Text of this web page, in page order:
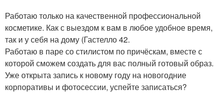
Работаю только на качественной профессиональной
косметике. Как с выездом к вам в любое удобное время,
так и у себя на дому (Гастелло 42.
Работаю в паре со стилистом по причёскам, вместе с
которой сможем создать для вас полный готовый образ.
Уже открыта запись к новому году на новогодние
корпоративы и фотосессии, успейте записаться?